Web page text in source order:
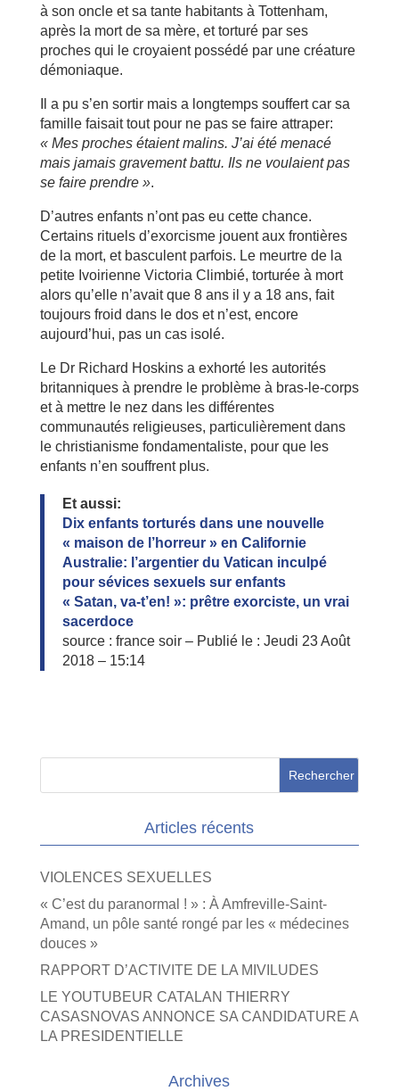
à son oncle et sa tante habitants à Tottenham,
après la mort de sa mère, et torturé par ses
proches qui le croyaient possédé par une créature
démoniaque.
Il a pu s’en sortir mais a longtemps souffert car sa
famille faisait tout pour ne pas se faire attraper:
« Mes proches étaient malins. J’ai été menacé
mais jamais gravement battu. Ils ne voulaient pas
se faire prendre ».
D’autres enfants n’ont pas eu cette chance.
Certains rituels d’exorcisme jouent aux frontières
de la mort, et basculent parfois. Le meurtre de la
petite Ivoirienne Victoria Climbié, torturée à mort
alors qu’elle n’avait que 8 ans il y a 18 ans, fait
toujours froid dans le dos et n’est, encore
aujourd’hui, pas un cas isolé.
Le Dr Richard Hoskins a exhorté les autorités
britanniques à prendre le problème à bras-le-corps
et à mettre le nez dans les différentes
communautés religieuses, particulièrement dans
le christianisme fondamentaliste, pour que les
enfants n’en souffrent plus.
Et aussi:
Dix enfants torturés dans une nouvelle
« maison de l’horreur » en Californie
Australie: l’argentier du Vatican inculpé
pour sévices sexuels sur enfants
« Satan, va-t’en! »: prêtre exorciste, un vrai
sacerdoce
source : france soir – Publié le : Jeudi 23 Août
2018 – 15:14
Articles récents
VIOLENCES SEXUELLES
« C’est du paranormal ! » : À Amfreville-Saint-
Amand, un pôle santé rongé par les « médecines
douces »
RAPPORT D’ACTIVITE DE LA MIVILUDES
LE YOUTUBEUR CATALAN THIERRY
CASASNOVAS ANNONCE SA CANDIDATURE A
LA PRESIDENTIELLE
Archives